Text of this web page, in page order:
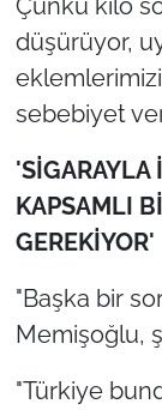
düşürüyor,
sebebiyet
'SİGARAYLA
KAPSAMLI
GEREKİYOR'
"Başka bir
Memişoğlu,
"Türkiye